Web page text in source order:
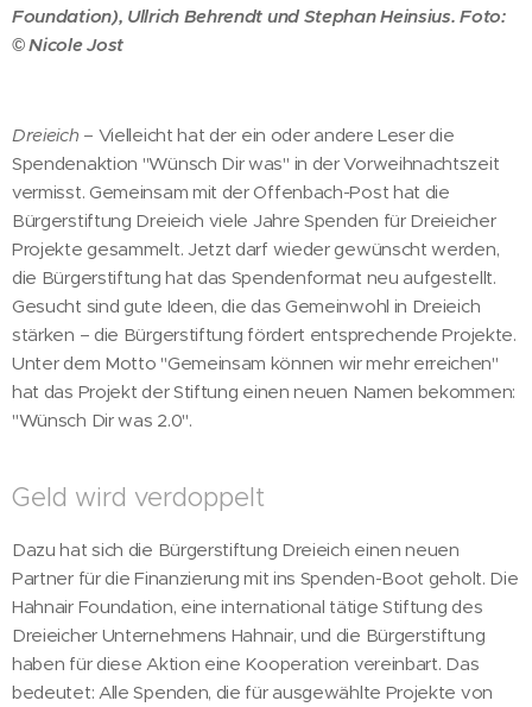
Foundation), Ullrich Behrendt und Stephan Heinsius. Foto:
© Nicole Jost
Dreieich – Vielleicht hat der ein oder andere Leser die
Spendenaktion "Wünsch Dir was" in der Vorweihnachtszeit
vermisst. Gemeinsam mit der Offenbach-Post hat die
Bürgerstiftung Dreieich viele Jahre Spenden für Dreieicher
Projekte gesammelt. Jetzt darf wieder gewünscht werden,
die Bürgerstiftung hat das Spendenformat neu aufgestellt.
Gesucht sind gute Ideen, die das Gemeinwohl in Dreieich
stärken – die Bürgerstiftung fördert entsprechende Projekte.
Unter dem Motto "Gemeinsam können wir mehr erreichen"
hat das Projekt der Stiftung einen neuen Namen bekommen:
"Wünsch Dir was 2.0".
Geld wird verdoppelt
Dazu hat sich die Bürgerstiftung Dreieich einen neuen
Partner für die Finanzierung mit ins Spenden-Boot geholt. Die
Hahnair Foundation, eine international tätige Stiftung des
Dreieicher Unternehmens Hahnair, und die Bürgerstiftung
haben für diese Aktion eine Kooperation vereinbart. Das
bedeutet: Alle Spenden, die für ausgewählte Projekte von